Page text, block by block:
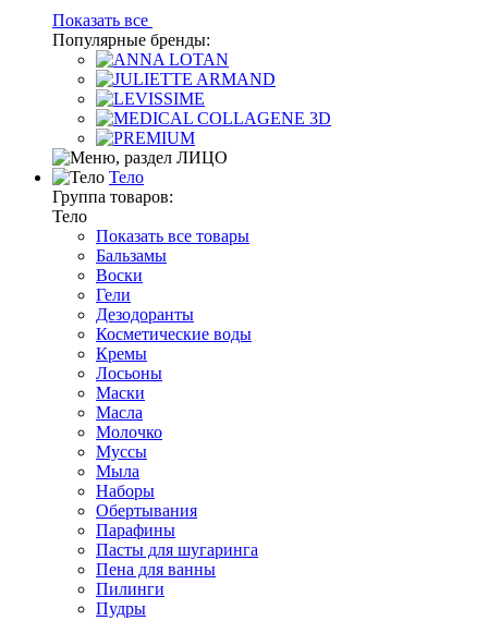
Показать все
Популярные бренды:
Тело
Группа товаров:
Тело
Показать все товары
Бальзамы
Воски
Гели
Дезодоранты
Косметические воды
Кремы
Лосьоны
Маски
Масла
Молочко
Муссы
Мыла
Наборы
Обертывания
Парафины
Пасты для шугаринга
Пена для ванны
Пилинги
Пудры